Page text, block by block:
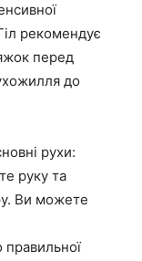
рекомендує
перед
до
рухи:
руку та
Ви можете